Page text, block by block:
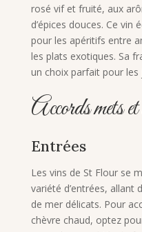
rosé vif et fruité, aux
d’épices douces. Ce
pour les apéritifs entre
les plats exotiques. Sa
un choix parfait pour les
Accords mets
Entrées
Les vins de St Flour se
variété d’entrées, allant
de mer délicats. Pour
chèvre chaud, optez